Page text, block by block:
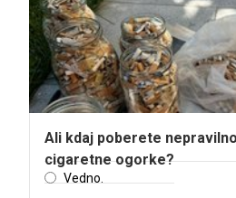
Ali kdaj poberete
cigaretne ogorke?
Vedno.